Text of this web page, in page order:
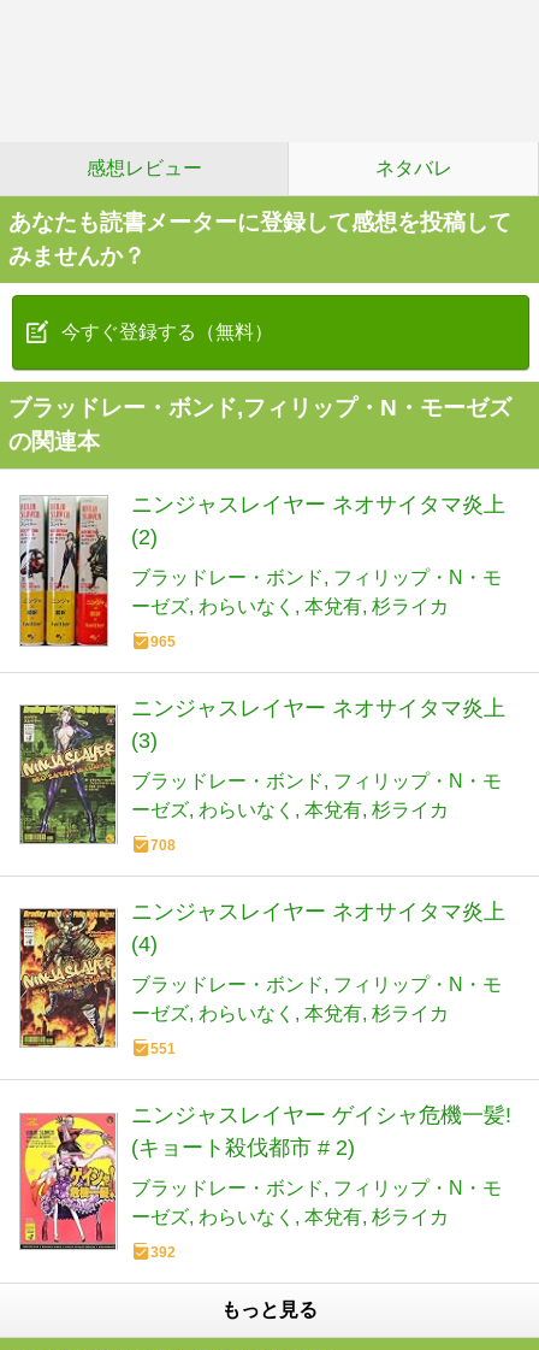
感想レビュー ネタバレ
あなたも読書メーターに登録して感想を投稿して
みませんか？
今すぐ登録する（無料）
ブラッドレー・ボンド,フィリップ・N・モーゼズ
の関連本
ニンジャスレイヤー ネオサイタマ炎上
(2)
ブラッドレー・ボンド
フィリップ・N・モ
ーゼズ わらいなく 本兌有 杉ライカ
965
ニンジャスレイヤー ネオサイタマ炎上
(3)
ブラッドレー・ボンド
フィリップ・N・モ
ーゼズ わらいなく 本兌有 杉ライカ
708
ニンジャスレイヤー ネオサイタマ炎上
(4)
ブラッドレー・ボンド
フィリップ・N・モ
ーゼズ わらいなく 本兌有 杉ライカ
551
ニンジャスレイヤー ゲイシャ危機一髪!
(キョート殺伐都市 # 2)
ブラッドレー・ボンド
フィリップ・N・モ
ーゼズ わらいなく 本兌有 杉ライカ
392
もっと見る